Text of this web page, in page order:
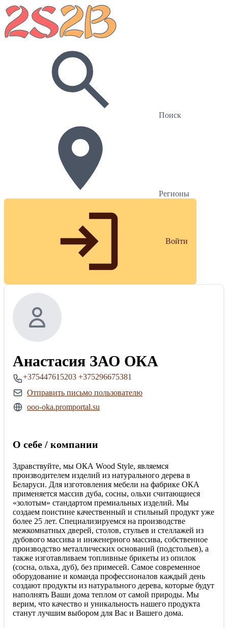
Поиск
Регионы
Войти
Анастасия ЗАО ОКА
+375447615203 +375296675381
Отправить письмо пользователю
ooo-oka.promportal.su
О себе / компании
Здравствуйте, мы ОКА Wood Style, являемся
производителем изделий из натурального дерева в
Беларуси. Для изготовления мебели на фабрике ОКА
применяется массив дуба, сосны, ольхи считающиеся
«золотым» стандартом премиальных изделий. Мы
создаем поистине качественный и стильный продукт уже
более 25 лет. Специализируемся на производстве
межкомнатных дверей, столов, стульев и стеллажей из
дубового массива и инженерного массива, собственное
производство металлических оснований (подстольев), а
также изготавливаем топливные брикеты из опилок
(сосна, ольха, дуб), без примесей. Самое современное
оборудование и команда профессионалов каждый день
создают продукты из натурального дерева, которые будут
наполнять Ваши дома теплом от самой природы. Мы
верим, что качество и уникальность нашего продукта
станут лучшим выбором для Вас и Вашего дома.